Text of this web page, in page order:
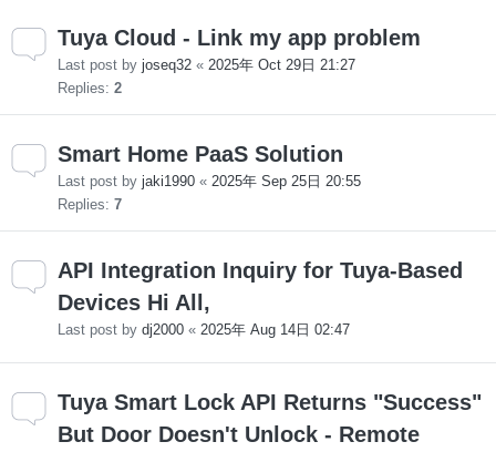
Tuya Cloud - Link my app problem
Last post by joseq32 « 2025年 Oct 29日 21:27
Replies: 2
Smart Home PaaS Solution
Last post by jaki1990 « 2025年 Sep 25日 20:55
Replies: 7
API Integration Inquiry for Tuya-Based
Devices Hi All,
Last post by dj2000 « 2025年 Aug 14日 02:47
Tuya Smart Lock API Returns "Success"
But Door Doesn't Unlock - Remote